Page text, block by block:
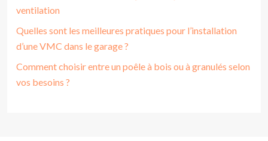
ventilation
Quelles sont les meilleures pratiques pour l’installation
d’une VMC dans le garage ?
Comment choisir entre un poêle à bois ou à granulés selon
vos besoins ?